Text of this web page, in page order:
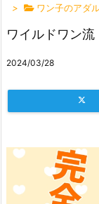
>
ワン子のアダ
ワイルドワン
2024/03/28